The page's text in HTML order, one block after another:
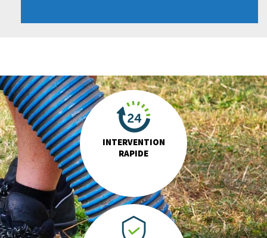
INTERVENTION
RAPIDE